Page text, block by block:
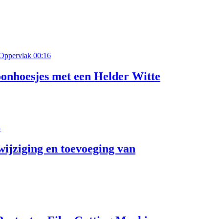
00:16
met een Helder Witte
en toevoeging van